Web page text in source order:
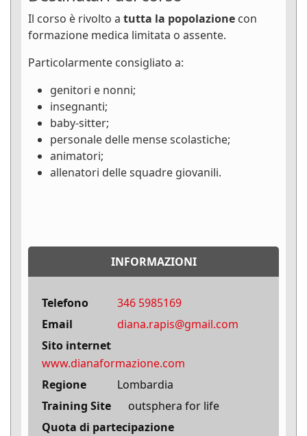
Il corso è rivolto a tutta la popolazione con
formazione medica limitata o assente.
Particolarmente consigliato a:
genitori e nonni;
insegnanti;
baby-sitter;
personale delle mense scolastiche;
animatori;
allenatori delle squadre giovanili.
INFORMAZIONI
Telefono
346 5985169
Email
diana.rapis@gmail.com
Sito internet
www.dianaformazione.com
Regione
Lombardia
Training Site
outsphera for life
Quota di partecipazione